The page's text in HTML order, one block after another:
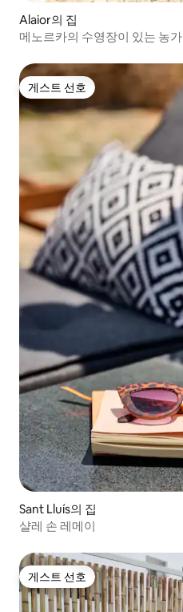
Alaior의 집
메노르카의 수영장이 있는 농가
게스트 선호
게스트 선호
Sant Lluís의 집
샬레 손 레메이
게스트 선호
게스트 선호